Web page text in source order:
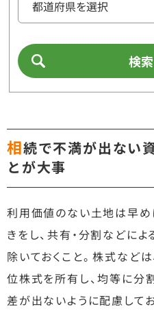
検
相続で不満が出ない
とが大事
利用価値のない土地は早
きをし、共有・分割などに
除いておくこと。株式など
位株式を所有し、均等に分
差が出ないように配慮して